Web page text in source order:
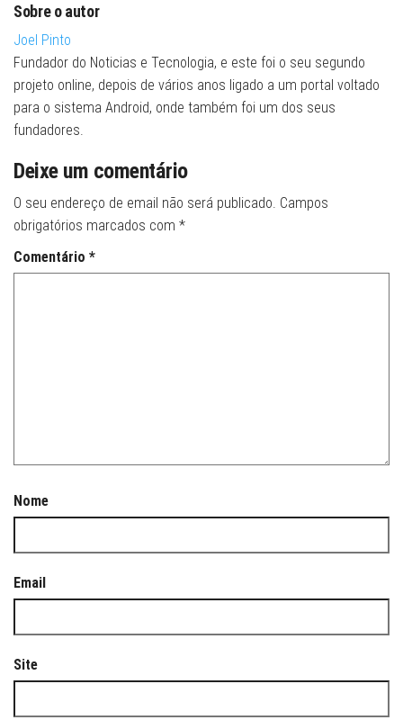
Sobre o autor
Joel Pinto
Fundador do Noticias e Tecnologia, e este foi o seu segundo
projeto online, depois de vários anos ligado a um portal voltado
para o sistema Android, onde também foi um dos seus
fundadores.
Deixe um comentário
O seu endereço de email não será publicado. Campos
obrigatórios marcados com *
Comentário *
Nome
Email
Site